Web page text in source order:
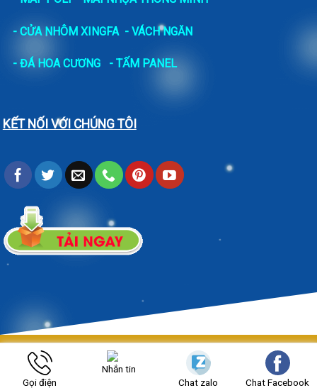
- CỬA NHÔM XINGFA - VÁCH NGĂN
- ĐÁ HOA CƯƠNG - TẤM PANEL
KẾT NỐI VỚI CHÚNG TÔI
Https://cokhinguyenvu.net/ Copyright 2026 ©
Bản quyền thuộc
CƠ KHÍ NGUYÊN VŨ.
Gọi điện
Nhắn tin
Chat zalo
Chat Facebook